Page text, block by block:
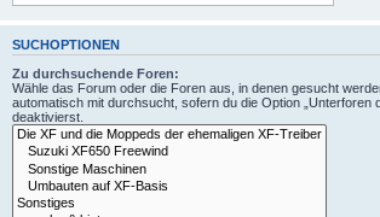
SUCHOPTIONEN
Zu durchsuchende Foren:
Wähle das Forum oder die Foren aus, in denen gesucht
automatisch mit durchsucht, sofern du die Option „Unterforen
deaktivierst.